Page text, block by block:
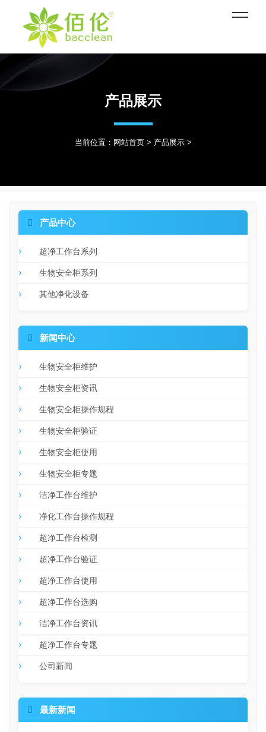
产品展示
当前位置： 网站首页> 产品展示>
 产品中心
超净工作台系列
生物安全柜系列
其他净化设备
 新闻中心
生物安全柜维护
生物安全柜资讯
生物安全柜操作规程
生物安全柜验证
生物安全柜使用
生物安全柜专题
洁净工作台维护
净化工作台操作规程
超净工作台检测
超净工作台验证
超净工作台使用
超净工作台选购
洁净工作台资讯
超净工作台专题
公司新闻
 最新新闻